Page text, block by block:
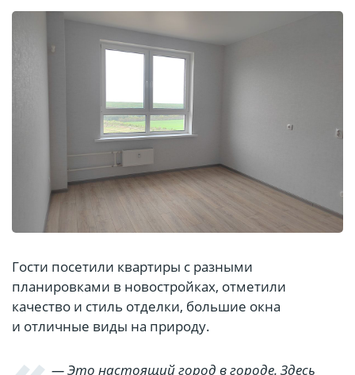
Гости посетили квартиры с разными
планировками в новостройках, отметили
качество и стиль отделки, большие окна
и отличные виды на природу.
— Это настоящий город в городе. Здесь